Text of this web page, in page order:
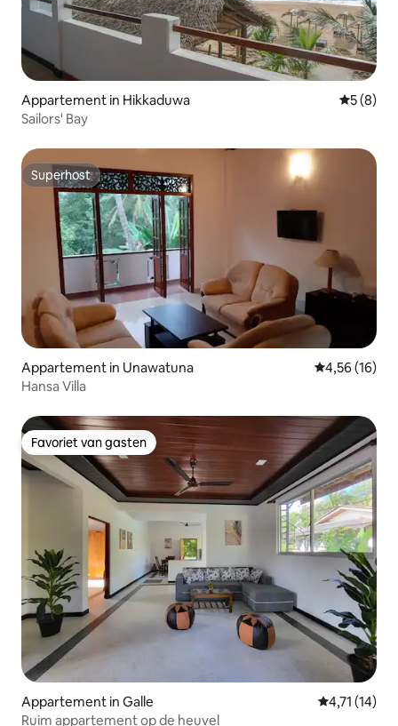
Appartement in Hikkaduwa
5 (8)
Sailors' Bay
Superhost
Superhost
Appartement in Unawatuna Gemiddelde
4,56 (16)
Hansa Villa
Favoriet van gasten
Favoriet van gasten
Appartement in Galle Gemiddelde
4,71 (14)
Ruim appartement op de heuvel